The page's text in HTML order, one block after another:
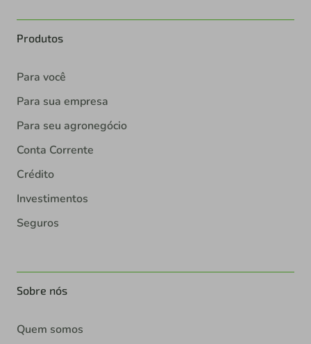
Produtos
Para você
Para sua empresa
Para seu agronegócio
Conta Corrente
Crédito
Investimentos
Seguros
Sobre nós
Quem somos